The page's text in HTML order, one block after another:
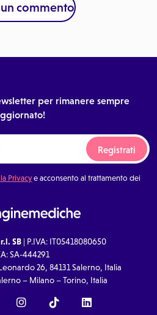
un commento
per rimanere sempre
Registrati
Privacye acconsento al trattamento dei
SB| P.IVA: IT05418080650
SA-444291
26, 84131 Salerno, Italia
– Milano – Torino, Italia